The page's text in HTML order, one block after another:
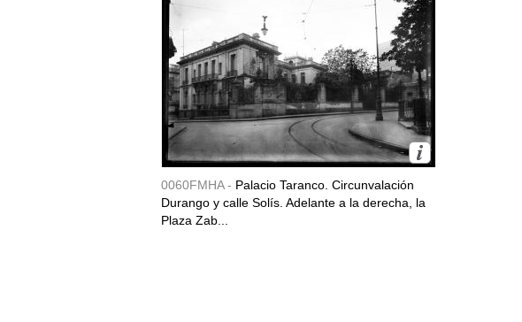
0060FMHA - Palacio Taranco. Circunvalación
Durango y calle Solís. Adelante a la derecha, la
Plaza Zab...